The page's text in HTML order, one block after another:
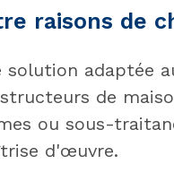
raisons de
solution adaptée
de
ou sous-
d'œuvre.